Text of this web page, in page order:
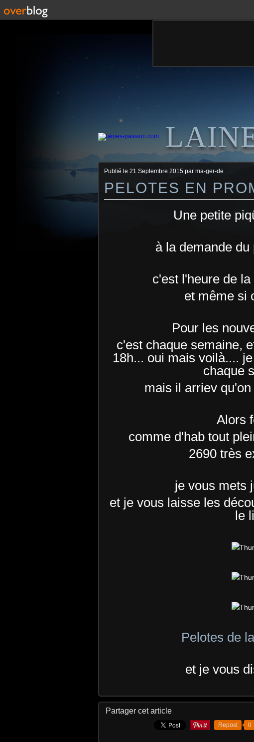
Publié le 21 Septembre 2015 par ma-ger-de
PELOTES EN
Une petite
à la demande
c'est l'heure de
et même si
Pour les
c'est chaque semaine,
18h... oui mais voilà....
chaque
mais il arriev
Alors
comme d'hab tout
2690 très
je vous mets
et je vous laisse les
le
Pelotes de
et je vous
Partager cet article
Repost 0